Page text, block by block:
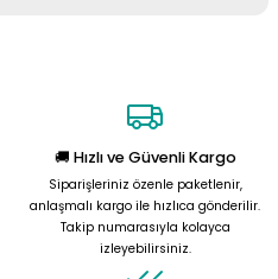
ederiz.
görüntülenemiyor.
bulunuyor.
pahalı.
🚚 Hızlı ve Güvenli Kargo
Siparişleriniz özenle paketlenir,
anlaşmalı kargo ile hızlıca gönderilir.
Takip numarasıyla kolayca
izleyebilirsiniz.